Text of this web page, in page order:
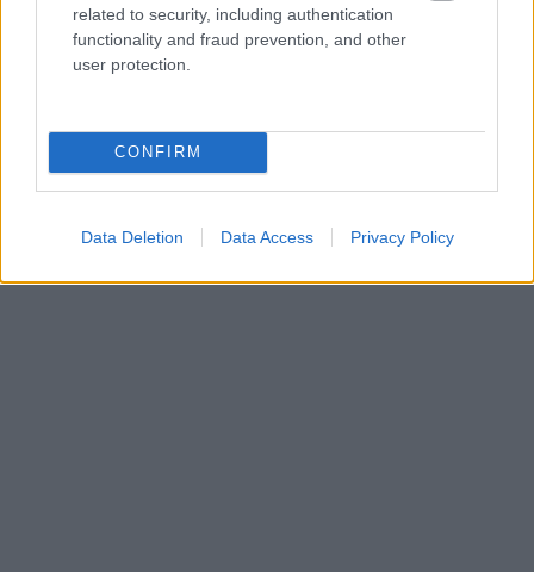
related to security, including authentication
functionality and fraud prevention, and other
user protection.
CONFIRM
Data Deletion Data Access Privacy Policy